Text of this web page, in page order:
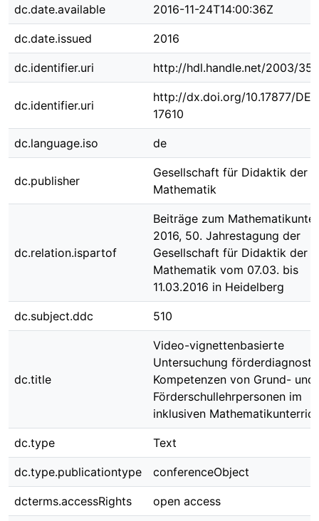
dc.date.available 2016-11-24T14:00:36Z
dc.date.issued 2016
dc.identifier.uri http://hdl.handle.net/2003/
dc.identifier.uri
http://dx.doi.org/10.17877/
17610
dc.language.iso de
dc.publisher
Gesellschaft für Didaktik der
Mathematik
dc.relation.ispartof
Beiträge zum
2016, 50. Jahrestagung der
Gesellschaft für Didaktik der
Mathematik vom 07.03. bis
11.03.2016 in Heidelberg
dc.subject.ddc 510
dc.title
Video-vignettenbasierte
Untersuchung
Kompetenzen von Grund- und
Förderschullehrpersonen im
inklusiven
dc.type Text
dc.type.publicationtype conferenceObject
dcterms.accessRights open access